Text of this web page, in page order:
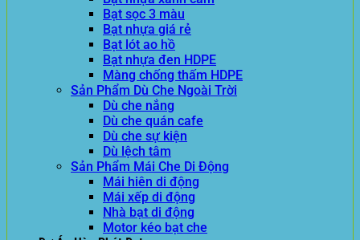
Bạt sọc 3 màu
Bạt nhựa giá rẻ
Bạt lót ao hồ
Bạt nhựa đen HDPE
Màng chống thấm HDPE
Sản Phẩm Dù Che Ngoài Trời
Dù che nắng
Dù che quán cafe
Dù che sự kiện
Dù lệch tâm
Sản Phẩm Mái Che Di Động
Mái hiên di động
Mái xếp di động
Nhà bạt di động
Motor kéo bạt che